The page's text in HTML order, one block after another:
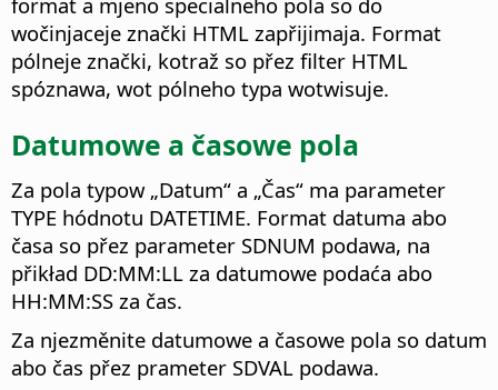
wočinjaceje znački HTML zapřijimaja. Format
pólneje znački, kotraž so přez filter HTML
spóznawa, wot pólneho typa wotwisuje.
Datumowe a časowe pola
Za pola typow „Datum“ a „Čas“ ma parameter
TYPE hódnotu DATETIME. Format datuma abo
časa so přez parameter SDNUM podawa, na
přikład DD:MM:LL za datumowe podaća abo
HH:MM:SS za čas.
Za njezměnite datumowe a časowe pola so datum
abo čas přez prameter SDVAL podawa.